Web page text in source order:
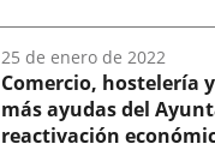
Fecha
del
audio:
25 de enero de 2022
Comercio, hostelería
más ayudas del
reactivación